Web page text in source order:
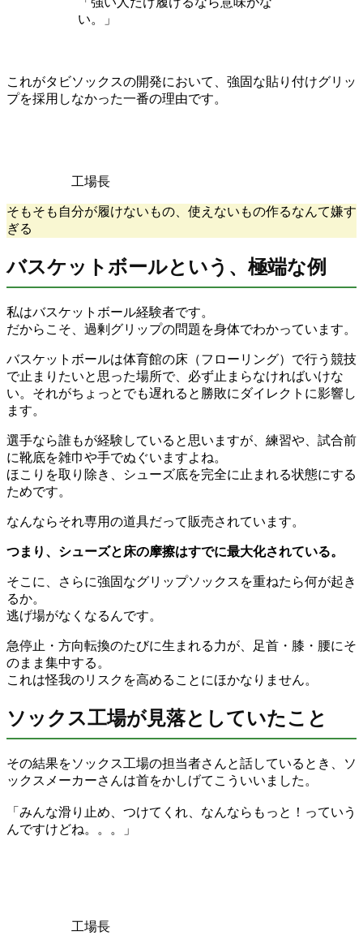
い。」
これがタビソックスの開発において、強固な貼り付けグリッ
プを採用しなかった一番の理由です。
工場長
そもそも自分が履けないもの、使えないもの作るなんて嫌す
ぎる
バスケットボールという、極端な例
私はバスケットボール経験者です。
だからこそ、過剰グリップの問題を身体でわかっています。
バスケットボールは体育館の床（フローリング）で行う競技
で止まりたいと思った場所で、必ず止まらなければいけな
い。それがちょっとでも遅れると勝敗にダイレクトに影響し
ます。
選手なら誰もが経験していると思いますが、練習や、試合前
に靴底を雑巾や手でぬぐいますよね。
ほこりを取り除き、シューズ底を完全に止まれる状態にする
ためです。
なんならそれ専用の道具だって販売されています。
つまり、シューズと床の摩擦はすでに最大化されている。
そこに、さらに強固なグリップソックスを重ねたら何が起き
るか。
逃げ場がなくなるんです。
急停止・方向転換のたびに生まれる力が、足首・膝・腰にそ
のまま集中する。
これは怪我のリスクを高めることにほかなりません。
ソックス工場が見落としていたこと
その結果をソックス工場の担当者さんと話しているとき、ソ
ックスメーカーさんは首をかしげてこういいました。
「みんな滑り止め、つけてくれ、なんならもっと！っていう
んですけどね。。。」
工場長